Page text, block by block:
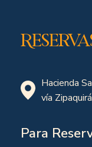
Hacienda
vía
Para